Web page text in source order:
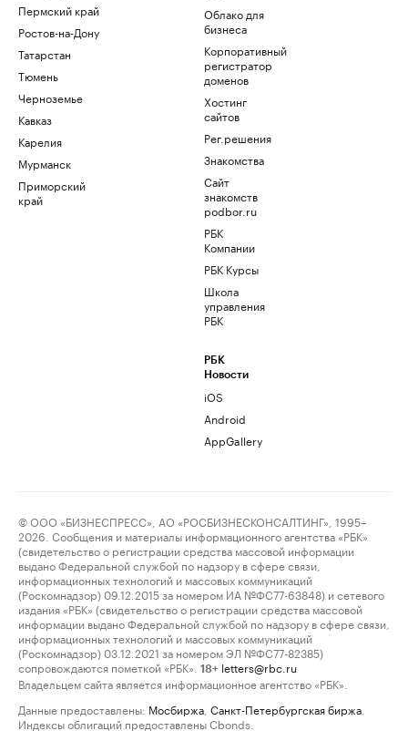
Пермский край
Ростов-на-Дону
Татарстан
Тюмень
Черноземье
Кавказ
Карелия
Мурманск
Приморский
край
Облако для
бизнеса
Корпоративный
регистратор
доменов
Хостинг
сайтов
Рег.решения
Знакомства
Сайт
знакомств
podbor.ru
РБК
Компании
РБК Курсы
Школа
управления
РБК
РБК
Новости
iOS
Android
AppGallery
© ООО «БИЗНЕСПРЕСС», АО «РОСБИЗНЕСКОНСАЛТИНГ», 1995–
2026. Сообщения и материалы информационного агентства «РБК»
(свидетельство о регистрации средства массовой информации
выдано Федеральной службой по надзору в сфере связи,
информационных технологий и массовых коммуникаций
(Роскомнадзор) 09.12.2015 за номером ИА №ФС77-63848) и сетевого
издания «РБК» (свидетельство о регистрации средства массовой
информации выдано Федеральной службой по надзору в сфере связи,
информационных технологий и массовых коммуникаций
(Роскомнадзор) 03.12.2021 за номером ЭЛ №ФС77-82385)
сопровождаются пометкой «РБК».
18+ letters@rbc.ru
Владельцем сайта является информационное агентство «РБК».
Данные предоставлены: Мосбиржа Санкт-Петербургская биржа
Индексы облигаций предоставлены Cbonds.